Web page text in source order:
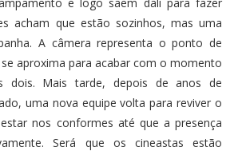
acham que estão sozinhos, mas uma
A câmera representa o ponto de
aproxima para acabar com o momento
Mais tarde, depois de anos de
uma nova equipe volta para reviver o
nos conformes até que a presença
Será que os cineastas estão